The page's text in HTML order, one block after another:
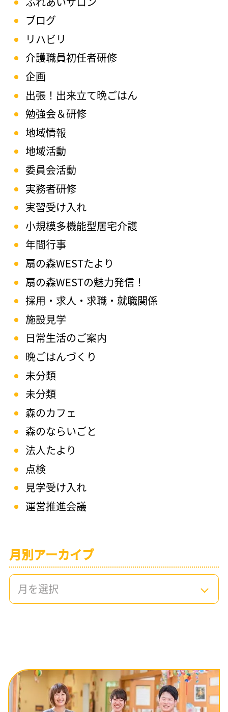
ブログ
リハビリ
介護職員初任者研修
企画
出張！出来立て晩ごはん
勉強会＆研修
地域情報
地域活動
委員会活動
実務者研修
実習受け入れ
小規模多機能型居宅介護
年間行事
扇の森WESTたより
扇の森WESTの魅力発信！
採用・求人・求職・就職関係
施設見学
日常生活のご案内
晩ごはんづくり
未分類
未分類
森のカフェ
森のならいごと
法人たより
点検
見学受け入れ
運営推進会議
月別アーカイブ